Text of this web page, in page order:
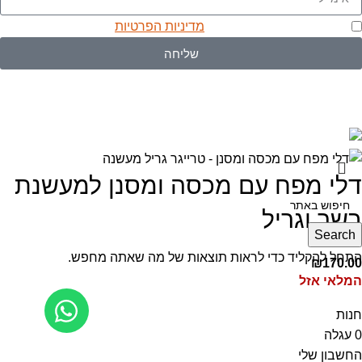
מדיניות הפרטיות
שליחה
Search
התחל להקליד כדי לראות תוצאות של מה שאתה מחפש.
דלי מפח עם מכסה ומסנן למעשנת
בשר וגריל
₪170.00
המלאי אזל
חנות
0 עגלה
החשבון שלי